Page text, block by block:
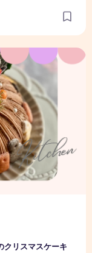
クリスマスケーキ
家のクリスマスケ